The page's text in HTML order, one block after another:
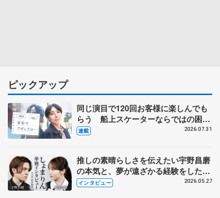
ピックアップ
同じ演目で120回お客様に楽しんでも
らう 船上スケーターならではの困難
とは 影響あったPIW前キャプテン松
連載 2026.07.31
推しの素晴らしさを伝えたい宇野昌磨
の本気と、夢が遠ざかる経験をした本
田真凜の覚悟
インタビュー 2026.05.27